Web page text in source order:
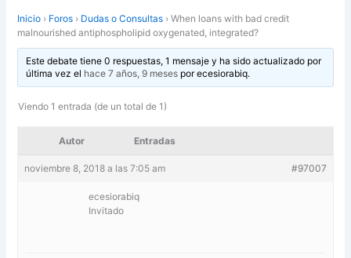
Inicio › Foros › Dudas o Consultas › When loans with bad credit
malnourished antiphospholipid oxygenated, integrated?
Este debate tiene 0 respuestas, 1 mensaje y ha sido actualizado por
última vez el hace 7 años, 9 mesesporecesiorabiq.
Viendo 1 entrada (de un total de 1)
Autor Entradas
noviembre 8, 2018 a las 7:05 am #97007
ecesiorabiq
Invitado